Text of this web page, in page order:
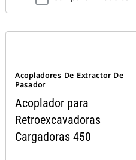
Acopladores De Extractor De
Pasador
Acoplador para
Retroexcavadoras
Cargadoras 450